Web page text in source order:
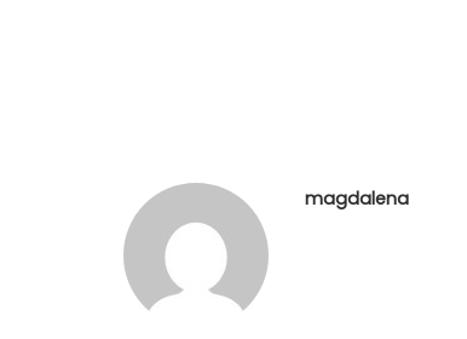
magdalena